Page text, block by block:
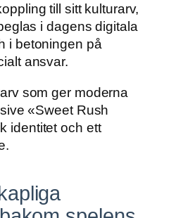
till sitt kulturarv,
i dagens digitala
i betoningen på
ansvar.
som ger moderna
«Sweet Rush
identitet och ett